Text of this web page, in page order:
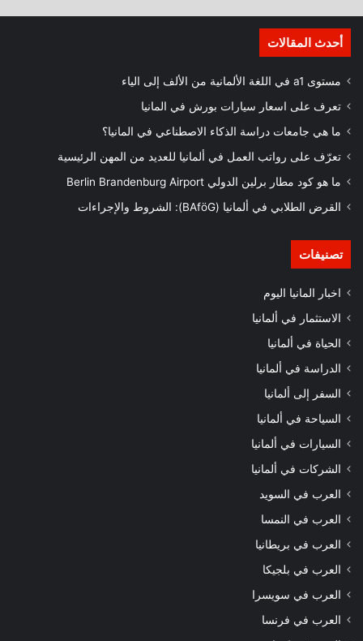
أحدث المقالات
مستوى a1 في اللغة الألمانية من الألف إلى الياء
تعرف على اسعار سيارات بورش في المانيا
ما هي جامعات دراسة الذكاء الاصطناعي في المانيا؟
تعرّف على رواتب العمل في ألمانيا للعديد من المهن الرئيسية
ما هو كود مطار برلين الدولي Berlin Brandenburg Airport
القرض الطلابي في ألمانيا (BAföG): الشروط والإجراءات
تصنيفات
اخبار المانيا اليوم
الاستثمار في ألمانيا
الحياة في ألمانيا
الدراسة في ألمانيا
السفر إلى ألمانيا
السياحة في ألمانيا
السيارات في ألمانيا
الشركات في ألمانيا
العرب في السويد
العرب في النمسا
العرب في بريطانيا
العرب في بلجيكا
العرب في سويسرا
العرب في فرنسا